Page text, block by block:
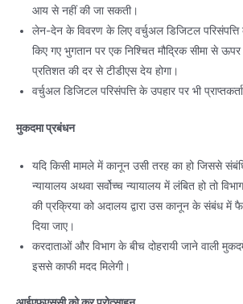
आय से नहीं की जा सकती।
लेन-देन के विवरण के लिए वर्चुअल डिजिटल
किए गए भुगतान पर एक निश्चित मौद्रिक सीमा से
प्रतिशत की दर से टीडीएस देय होगा।
वर्चुअल डिजिटल परिसंपत्ति के उपहार पर भी
मुकदमा प्रबंधन
यदि किसी मामले में कानून उसी तरह का हो जिससे
न्यायालय अथवा सर्वोच्च न्यायालय में लंबित हो तो
की प्रक्रिया को अदालय द्वारा उस कानून के संबंध में
दिया जाए।
करदाताओं और विभाग के बीच दोहरायी जाने वाली
इससे काफी मदद मिलेगी।